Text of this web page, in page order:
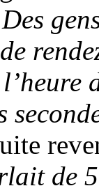
Des
de